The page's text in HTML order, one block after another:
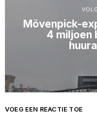
Mövenpick-
4 miljoen
VOEG EEN REACTIE TOE